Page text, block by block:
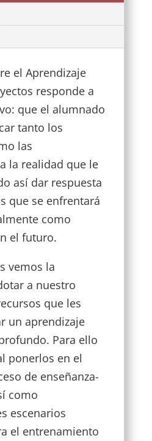
el Aprendizaje
responde a
que el alumnado
tanto los
las
la realidad que le
así dar respuesta
que se enfrentará
como
el futuro.
vemos la
a nuestro
que les
un aprendizaje
Para ello
ponerlos en el
de enseñanza-
como
escenarios
el entrenamiento